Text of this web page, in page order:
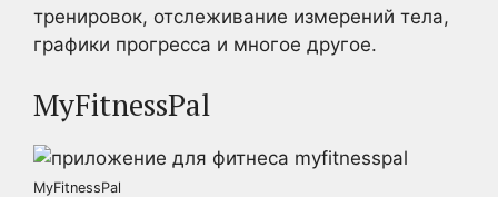
тренировок, отслеживание измерений тела,
графики прогресса и многое другое.
MyFitnessPal
MyFitnessPal